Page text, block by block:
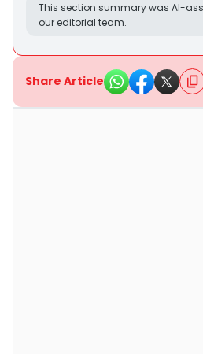
This section summary was AI-
our editorial team.
Share Article